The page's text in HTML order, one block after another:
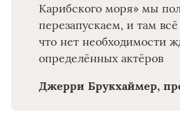
Карибского моря» мы
перезапускаем, и там
что нет необходимости
определённых актёров
Джерри Брукхаймер,